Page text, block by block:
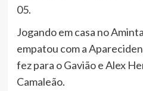
05.
Jogando em casa no
empatou com a
fez para o Gavião e Alex
Camaleão.